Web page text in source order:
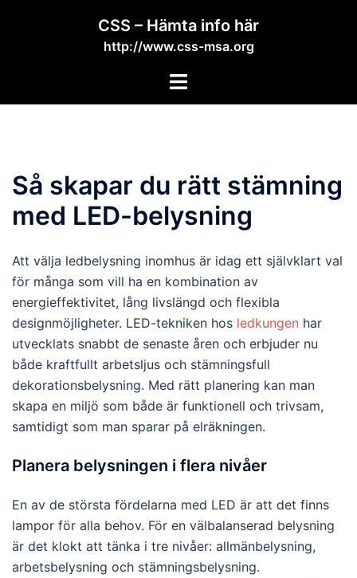
CSS – Hämta info här
http://www.css-msa.org
Toggle
Så skapar du rätt stämning
med LED-belysning
Att välja ledbelysning inomhus är idag ett självklart val
för många som vill ha en kombination av
energieffektivitet, lång livslängd och flexibla
designmöjligheter. LED-tekniken hos ledkungen har
utvecklats snabbt de senaste åren och erbjuder nu
både kraftfullt arbetsljus och stämningsfull
dekorationsbelysning. Med rätt planering kan man
skapa en miljö som både är funktionell och trivsam,
samtidigt som man sparar på elräkningen.
Planera belysningen i flera nivåer
En av de största fördelarna med LED är att det finns
lampor för alla behov. För en välbalanserad belysning
är det klokt att tänka i tre nivåer: allmänbelysning,
arbetsbelysning och stämningsbelysning.